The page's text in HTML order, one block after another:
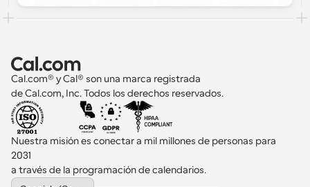
Cal.com® y Cal® son una marca registrada
de Cal.com, Inc. Todos los derechos reservados.
Nuestra misión es conectar a mil millones de personas para
2031
a través de la programación de calendarios.
Select Language